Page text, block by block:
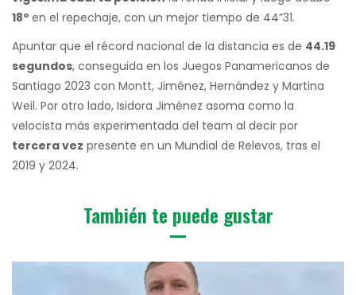
18º en el repechaje, con un mejor tiempo de 44”31.
Apuntar que el récord nacional de la distancia es de 44.19
segundos, conseguida en los Juegos Panamericanos de
Santiago 2023 con Montt, Jiménez, Hernández y Martina
Weil. Por otro lado, Isidora Jiménez asoma como la
velocista más experimentada del team al decir por
tercera vez presente en un Mundial de Relevos, tras el
2019 y 2024.
También te puede gustar